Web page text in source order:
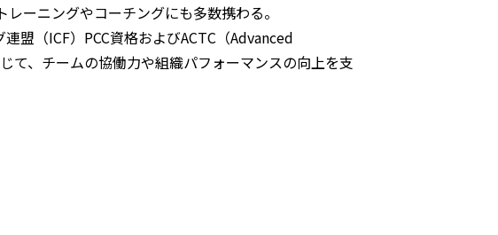
ーニングやコーチングにも多数携わる。
盟（ICF）PCC資格およびACTC（Advanced
、チームの協働力や組織パフォーマンスの向上を支